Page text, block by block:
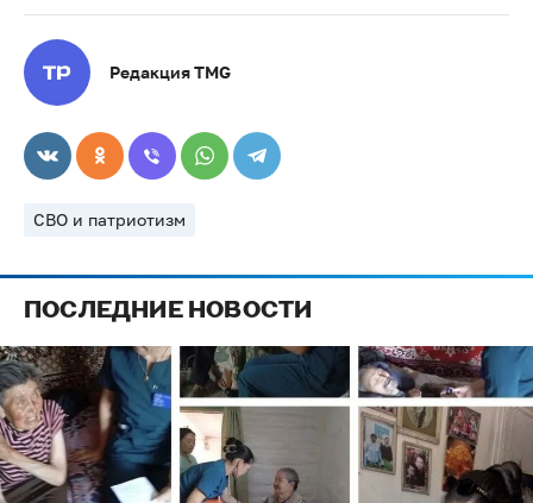
Редакция TMG
СВО и патриотизм
ПОСЛЕДНИЕ НОВОСТИ